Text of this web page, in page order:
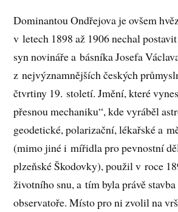
Dominantou Ondřejova je ovšem
v letech 1898 až 1906 nechal
syn novináře a básníka Josefa
z nejvýznamnějších českých
čtvrtiny 19. století. Jmění, které
přesnou mechaniku“, kde vyráběl
geodetické, polarizační, lékařské a
(mimo jiné i mířidla pro pevnostní
plzeňské Škodovky), použil v roce
životního snu, a tím byla právě
observatoře. Místo pro ni zvolil na